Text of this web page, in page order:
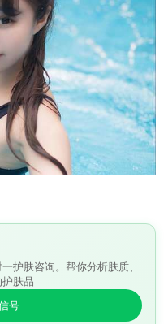
护肤咨询。帮你分析肤质、
肤品
号